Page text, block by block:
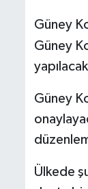
Güney
Güney
Güney
Ülkede